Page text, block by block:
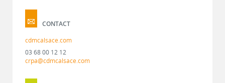
CONTACT
cdmcalsace.com
03 68 00 12 12
crpa@cdmcalsace.com